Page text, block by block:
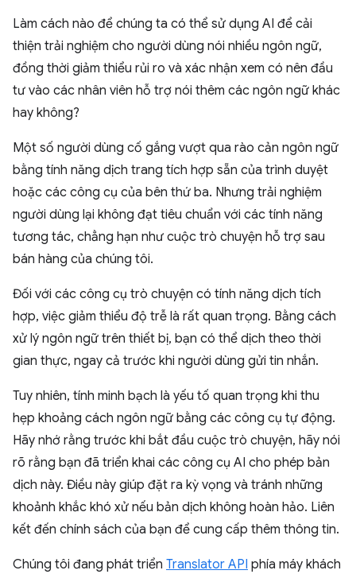
Làm cách nào để chúng ta có thể sử dụng AI để cải
thiện trải nghiệm cho người dùng nói nhiều ngôn ngữ,
đồng thời giảm thiểu rủi ro và xác nhận xem có nên đầu
tư vào các nhân viên hỗ trợ nói thêm các ngôn ngữ khác
hay không?
Một số người dùng cố gắng vượt qua rào cản ngôn ngữ
bằng tính năng dịch trang tích hợp sẵn của trình duyệt
hoặc các công cụ của bên thứ ba. Nhưng trải nghiệm
người dùng lại không đạt tiêu chuẩn với các tính năng
tương tác, chẳng hạn như cuộc trò chuyện hỗ trợ sau
bán hàng của chúng tôi.
Đối với các công cụ trò chuyện có tính năng dịch tích
hợp, việc giảm thiểu độ trễ là rất quan trọng. Bằng cách
xử lý ngôn ngữ trên thiết bị, bạn có thể dịch theo thời
gian thực, ngay cả trước khi người dùng gửi tin nhắn.
Tuy nhiên, tính minh bạch là yếu tố quan trọng khi thu
hẹp khoảng cách ngôn ngữ bằng các công cụ tự động.
Hãy nhớ rằng trước khi bắt đầu cuộc trò chuyện, hãy nói
rõ rằng bạn đã triển khai các công cụ AI cho phép bản
dịch này. Điều này giúp đặt ra kỳ vọng và tránh những
khoảnh khắc khó xử nếu bản dịch không hoàn hảo. Liên
kết đến chính sách của bạn để cung cấp thêm thông tin.
Chúng tôi đang phát triển Translator API phía máy khách